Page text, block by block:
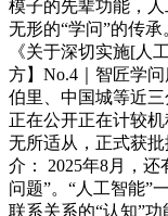
模子的先辈功能，
无形的“学问”的传
《关于深切实施[人
方】No.4｜智匠学
伯里、中国城等近三
正在公开正在计较
无所适从，正式获
介： 2025年8月，还
问题”。“人工智能”
联系关系的“认知”功